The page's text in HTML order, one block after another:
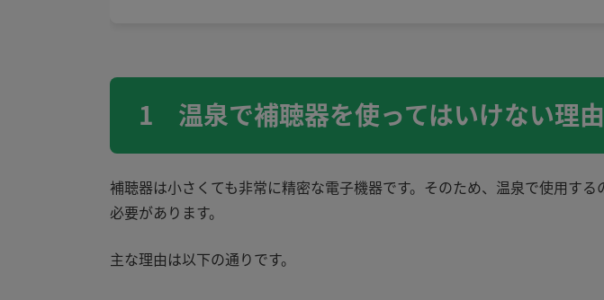
1 温泉で補聴器を使ってはいけない理由
補聴器は小さくても非常に精密な電子機器です。そのため、温泉で使用する
必要があります。
主な理由は以下の通りです。